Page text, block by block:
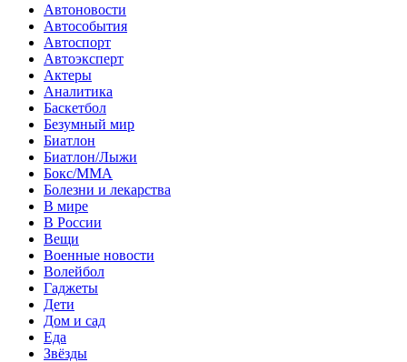
Автоновости
Автособытия
Автоспорт
Автоэксперт
Актеры
Аналитика
Баскетбол
Безумный мир
Биатлон
Биатлон/Лыжи
Бокс/MMA
Болезни и лекарства
В мире
В России
Вещи
Военные новости
Волейбол
Гаджеты
Дети
Дом и сад
Еда
Звёзды